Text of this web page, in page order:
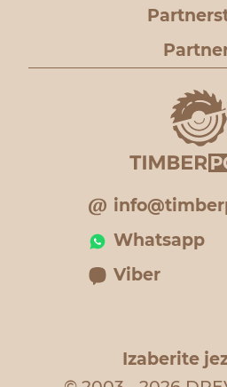
Whatsapp
Viber
Izaberite